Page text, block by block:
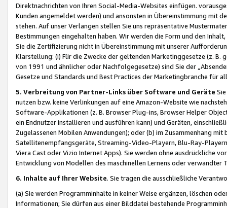
Direktnachrichten von Ihren Social-Media-Websites einfügen.
Kunden angemeldet werden) und ansonsten in Übereinstimmung mit
stehen. Auf unser Verlangen stellen Sie uns repräsentative
Bestimmungen eingehalten haben. Wir werden die Form und den
Sie die Zertifizierung nicht in Übereinstimmung mit unserer
Klarstellung: (i) Für die Zwecke der geltenden Marketinggesetze (z. B.
von 1991 und ähnlicher oder Nachfolgegesetze) sind Sie der
Gesetze und Standards und Best Practices der Marketingbranche für
5. Verbreitung von Partner-Links über Software und Geräte
nutzen bzw. keine Verlinkungen auf eine Amazon-Website wie
Software-Applikationen (z. B. Browser Plug-ins, Browser Helper
ein Endnutzer installieren und ausführen kann) und Geräten,
Zugelassenen Mobilen Anwendungen); oder (b) im Zusammenhang
Satellitenempfangsgeräte, Streaming-Video-Playern, Blu-Ray-
Viera Cast oder Vizio Internet Apps). Sie werden ohne ausdrückliche
Entwicklung von Modellen des maschinellen Lernens oder
6. Inhalte auf Ihrer Website. Sie tragen die ausschließliche
(a) Sie werden Programminhalte in keiner Weise ergänzen, löschen
Informationen; Sie dürfen aus einer Bilddatei bestehende